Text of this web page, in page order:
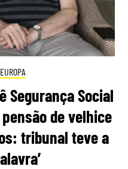
EUROPA
Segurança Social
de velhice
tribunal teve a